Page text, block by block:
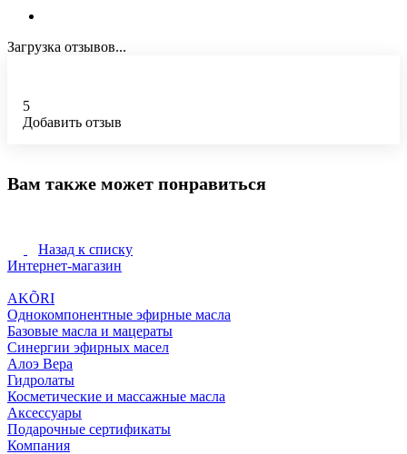
Загрузка отзывов...
5
Добавить отзыв
Вам также может понравиться
Назад к списку
Интернет-магазин
AKÕRI
Однокомпонентные эфирные масла
Базовые масла и мацераты
Синергии эфирных масел
Алоэ Вера
Гидролаты
Косметические и массажные масла
Аксессуары
Подарочные сертификаты
Компания